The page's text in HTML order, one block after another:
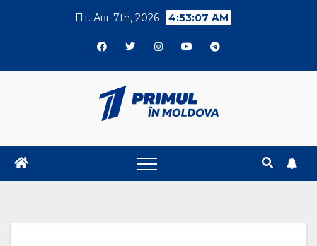
Пт. Авг 7th, 2026 4:53:07 AM